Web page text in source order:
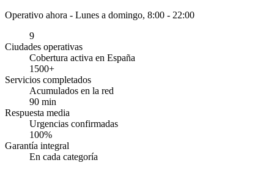
Operativo ahora - Lunes a domingo, 8:00 - 22:00
9
Ciudades operativas
Cobertura activa en España
1500+
Servicios completados
Acumulados en la red
90 min
Respuesta media
Urgencias confirmadas
100%
Garantía integral
En cada categoría